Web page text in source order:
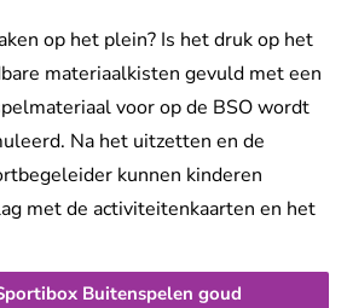
op het plein? Is het druk op het
materiaalkisten gevuld met een
voor op de BSO wordt
Na het uitzetten en de
kunnen kinderen
met de activiteitenkaarten en het
Buitenspelen goud